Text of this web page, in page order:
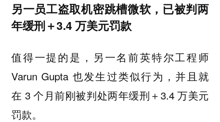
另一员工盗取机密跳槽微软，已被判两
年缓刑＋3.4 万美元罚款
值得一提的是，另一名前英特尔工程师
Varun Gupta 也发生过类似行为，并且就
在 3 个月前刚被判处两年缓刑＋3.4 万美元
罚款。